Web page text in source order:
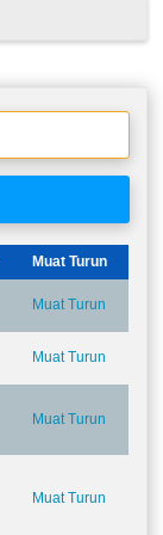
Muat Turun
Muat Turun
Muat Turun
Muat Turun
Muat Turun